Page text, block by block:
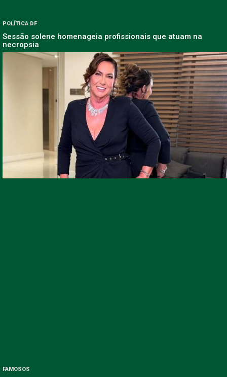
POLÍTICA DF
Sessão solene homenageia profissionais que atuam na
necropsia
FAMOSOS